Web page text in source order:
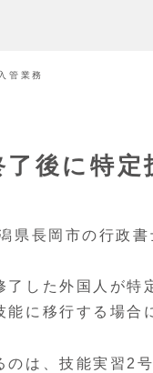
管業務
了後に特
県長岡市の行政書
了した外国人が特
能に移行する場合
のは、技能実習2